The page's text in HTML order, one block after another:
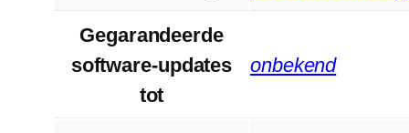
Gegarandeerde
software-updates
tot
‎onbekend